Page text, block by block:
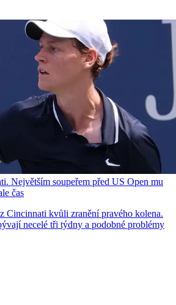
Největším soupeřem před US Open mu
čas
Cincinnati kvůli zranění pravého kolena.
necelé tři týdny a podobné problémy